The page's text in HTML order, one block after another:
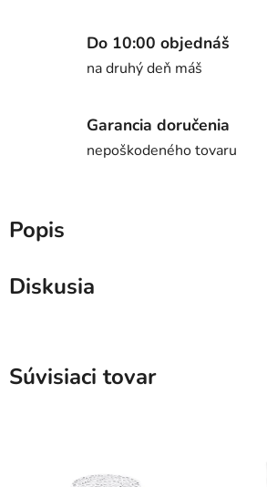
Do 10:00 objednáš
na druhý deň máš
Garancia doručenia
nepoškodeného tovaru
Popis
Diskusia
Súvisiaci tovar